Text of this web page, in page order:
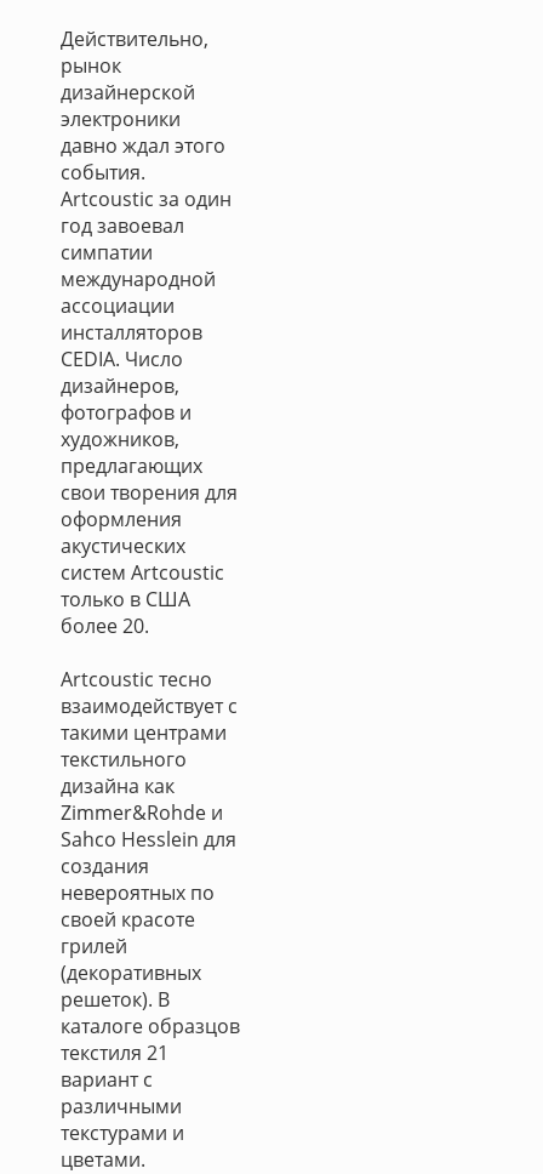
Действительно,
рынок
дизайнерской
электроники
давно ждал этого
события.
Artcoustic за один
год завоевал
симпатии
международной
ассоциации
инсталляторов
CEDIA. Число
дизайнеров,
фотографов и
художников,
предлагающих
свои творения для
оформления
акустических
систем Artcoustic
только в США
более 20.
Artcoustic тесно
взаимодействует с
такими центрами
текстильного
дизайна как
Zimmer&Rohde и
Sahco Hesslein для
создания
невероятных по
своей красоте
грилей
(декоративных
решеток). В
каталоге образцов
текстиля 21
вариант с
различными
текстурами и
цветами.